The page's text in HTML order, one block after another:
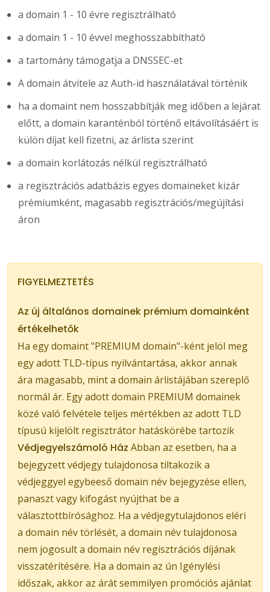
a domain 1 - 10 évre regisztrálható
a domain 1 - 10 évvel meghosszabbítható
a tartomány támogatja a DNSSEC-et
A domain átvitele az Auth-id használatával történik
ha a domaint nem hosszabbítják meg időben a lejárat
előtt, a domain karanténból történő eltávolításáért is
külön díjat kell fizetni, az árlista szerint
a domain korlátozás nélkül regisztrálható
a regisztrációs adatbázis egyes domaineket kizár
prémiumként, magasabb regisztrációs/megújítási
áron
FIGYELMEZTETÉS
Az új általános domainek prémium domainként
értékelhetők
Ha egy domaint "PREMIUM domain"-ként jelöl meg
egy adott TLD-típus nyilvántartása, akkor annak
ára magasabb, mint a domain árlistájában szereplő
normál ár. Egy adott domain PREMIUM domainek
közé való felvétele teljes mértékben az adott TLD
típusú kijelölt regisztrátor hatáskörébe tartozik
Védjegyelszámoló Ház Abban az esetben, ha a
bejegyzett védjegy tulajdonosa tiltakozik a
védjeggyel egybeeső domain név bejegyzése ellen,
panaszt vagy kifogást nyújthat be a
választottbírósághoz. Ha a védjegytulajdonos eléri
a domain név törlését, a domain név tulajdonosa
nem jogosult a domain név regisztrációs díjának
visszatérítésére. Ha a domain az ún Igénylési
időszak, akkor az árát semmilyen promóciós ajánlat